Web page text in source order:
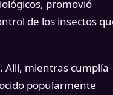
promovió
de los insectos
Allí, mientras cumplía
popularmente